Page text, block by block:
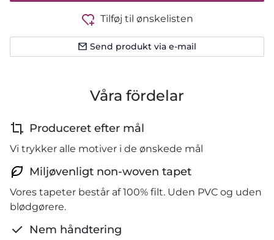
Tilføj til ønskelisten
Send produkt via e-mail
Våra fördelar
Produceret efter mål
Vi trykker alle motiver i de ønskede mål
Miljøvenligt non-woven tapet
Vores tapeter består af 100% filt. Uden PVC og uden
blødgørere.
Nem håndtering